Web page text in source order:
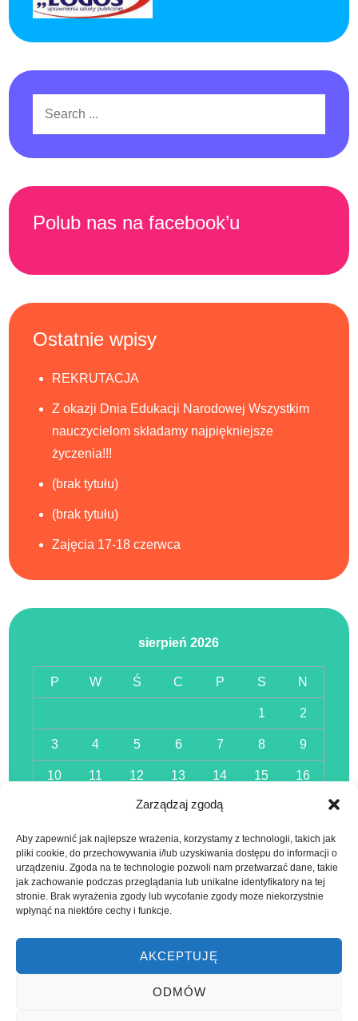
Zarządzaj zgodą
Aby zapewnić jak najlepsze wrażenia, korzystamy z technologii, takich jak
pliki cookie, do przechowywania i/lub uzyskiwania dostępu do informacji o
urządzeniu. Zgoda na te technologie pozwoli nam przetwarzać dane, takie
jak zachowanie podczas przeglądania lub unikalne identyfikatory na tej
stronie. Brak wyrażenia zgody lub wycofanie zgody może niekorzystnie
wpłynąć na niektóre cechy i funkcje.
AKCEPTUJĘ
ODMÓW
Polub nas na facebook’u
Ostatnie wpisy
REKRUTACJA
Z okazji Dnia Edukacji Narodowej Wszystkim
nauczycielom składamy najpiękniejsze
życzenia!!!
(brak tytułu)
(brak tytułu)
Zajęcia 17-18 czerwca
sierpień 2026
P W Ś C P S N
1 2
3 4 5 6 7 8 9
10 11 12 13 14 15 16
19 20 21
24 25 26 27 28 29 30
31
« lis